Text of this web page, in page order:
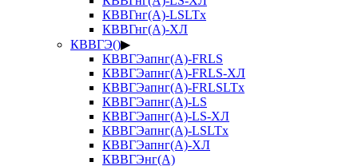
КВВГнг(А)-LSLTx
КВВГнг(А)-ХЛ
КВВГЭ()▶
КВВГЭапнг(А)-FRLS
КВВГЭапнг(А)-FRLS-ХЛ
КВВГЭапнг(А)-FRLSLTx
КВВГЭапнг(А)-LS
КВВГЭапнг(А)-LS-ХЛ
КВВГЭапнг(А)-LSLTx
КВВГЭапнг(А)-ХЛ
КВВГЭнг(А)